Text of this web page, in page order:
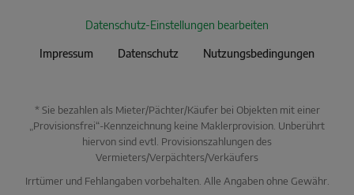
Datenschutz-Einstellungen bearbeiten
Impressum Datenschutz Nutzungsbedingungen
* Sie bezahlen als Mieter/Pächter/Käufer bei Objekten mit einer
„Provisionsfrei“-Kennzeichnung keine Maklerprovision. Unberührt
hiervon sind evtl. Provisionszahlungen des
Vermieters/Verpächters/Verkäufers
Irrtümer und Fehlangaben vorbehalten. Alle Angaben ohne Gewähr.